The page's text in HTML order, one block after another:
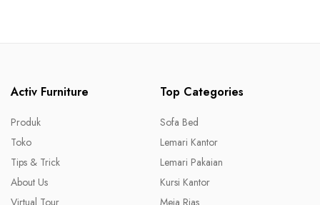
Activ Furniture
Produk
Toko
Tips & Trick
About Us
Top Categories
Sofa Bed
Lemari Kantor
Lemari Pakaian
Kursi Kantor